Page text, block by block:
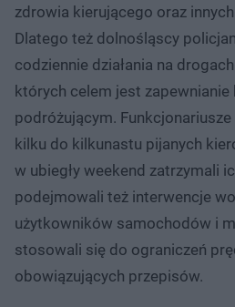
zdrowia kierującego oraz
Dlatego też dolnośląscy
codziennie działania na
których celem jest zapewnianie
podróżującym.
kilku do kilkunastu pijanych
w ubiegły weekend zatrzymali
podejmowali też interwencje
użytkowników samochodów i
stosowali się do ograniczeń
obowiązujących przepisów.